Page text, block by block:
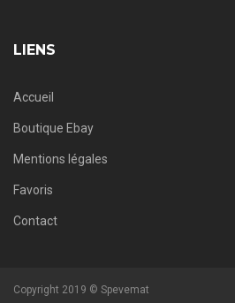
LIENS
Accueil
Boutique Ebay
Mentions légales
Favoris
Contact
Copyright 2019 © Spevemat